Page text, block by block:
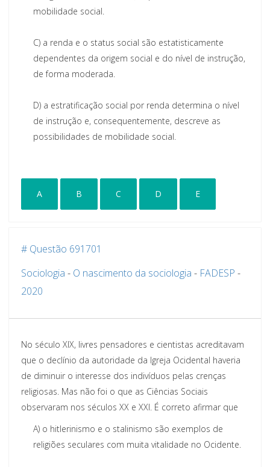
mobilidade social.
C) a renda e o status social são estatisticamente
dependentes da origem social e do nível de instrução,
de forma moderada.
D) a estratificação social por renda determina o nível
de instrução e, consequentemente, descreve as
possibilidades de mobilidade social.
A B C D E
# Questão 691701
Sociologia - O nascimento da sociologia - FADESP -
2020
No século XIX, livres pensadores e cientistas acreditavam
que o declínio da autoridade da Igreja Ocidental haveria
de diminuir o interesse dos indivíduos pelas crenças
religiosas. Mas não foi o que as Ciências Sociais
observaram nos séculos XX e XXI. É correto afirmar que
A) o hitlerinismo e o stalinismo são exemplos de
religiões seculares com muita vitalidade no Ocidente.